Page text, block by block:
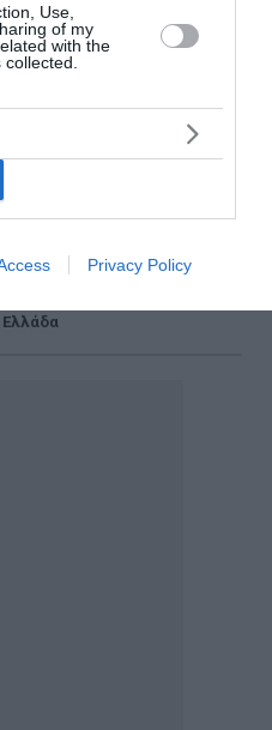
Use,
of my
with the
Privacy Policy
η
Χριστίνα
δημοσιογραφίας
Ελλάδα